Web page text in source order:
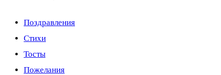
Поздравления
Стихи
Тосты
Пожелания